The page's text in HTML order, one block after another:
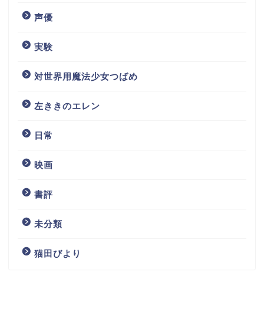
声優
実験
対世界用魔法少女つばめ
左ききのエレン
日常
映画
書評
未分類
猫田びより